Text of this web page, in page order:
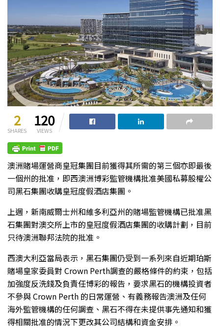
2
SHARES
120
VIEWS
澳洲賭場運營商皇冠集團目前獲得其所需的第三個亦即最後
一個州的批准，即西澳洲博彩監管機構批准美國私募股權公
司黑石集團收購皇冠度假酒店集團。
上週，新南威爾士州和維多利亞州的賭場監管機構已批准黑
石集團對澳交所上市的皇冠度假酒店集團的收購計劃，目前
只待澳洲聯邦法院的批准。
西澳大利亞當局表示，黑石集團仍受到一系列來自近期珀斯
賭場皇家委員對 Crown Perth調查的嚴格條件的約束，包括
加強度反洗錢及負責任博彩的報告，要求黑石的機構投資者
不參與 Crown Perth 的日常運營、有義務報告澳洲及任何
海外監管機構的任何調查、黑石不得在未提供事先通知和獲
得相關批准的情況下更改其公司結構和資金安排。